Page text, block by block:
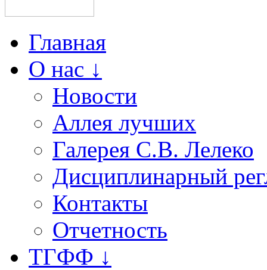
Главная
О нас ↓
Новости
Аллея лучших
Галерея С.В. Лелеко
Дисциплинарный
Контакты
Отчетность
ТГФФ ↓